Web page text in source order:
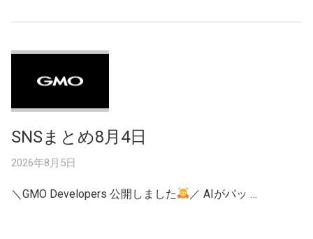
SNSまとめ8月4日
2026年8月5日
＼GMO Developers 公開しました ／ AIがパッ …